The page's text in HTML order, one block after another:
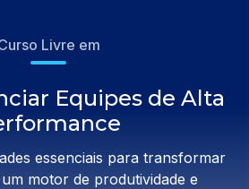
Livre em
Equipes de Alta
essenciais para transformar
motor de produtividade e